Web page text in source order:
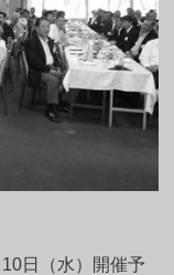
日（水）開催予